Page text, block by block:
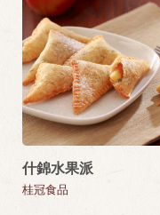
什錦水果派
桂冠食品